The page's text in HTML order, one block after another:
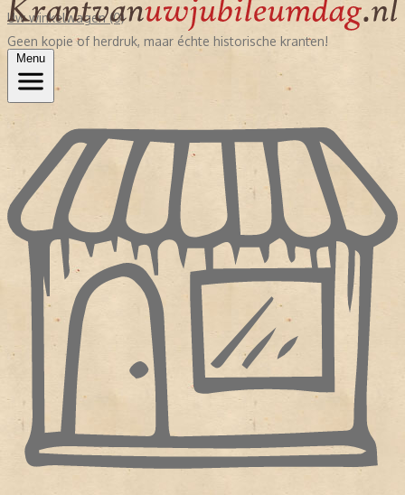
Uw winkelwagen (0)
Geen kopie of herdruk, maar échte historische kranten!
Menu